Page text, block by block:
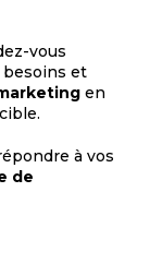
vous
besoins et
en
à vos
de